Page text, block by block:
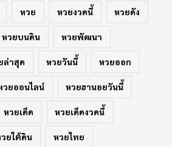
หวย หวยงวดนี้ หวยดัง
หวยบนดิน หวยพัฒนา
ล่าสุด หวยวันนี้ หวยออก
วยออนไลน์ หวยฮานอยวันนี้
หวยเด็ด หวยเด็ดงวดนี้
ยใต้ดิน หวยไทย